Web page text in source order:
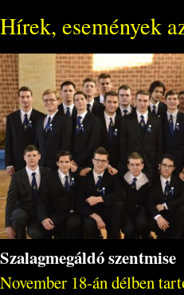
Hírek, események
Szalagmegáldó szentmise
November 18-án délben